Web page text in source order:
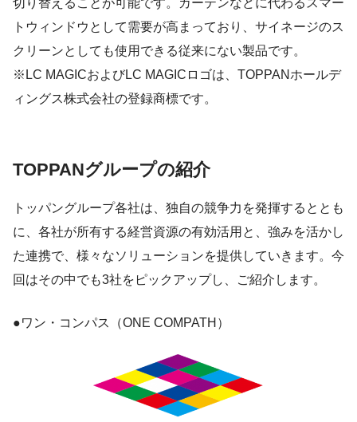
切り替えることが可能です。カーテンなどに代わるスマー
トウィンドウとして需要が高まっており、サイネージのス
クリーンとしても使用できる従来にない製品です。
※LC MAGICおよびLC MAGICロゴは、TOPPANホールデ
ィングス株式会社の登録商標です。
TOPPANグループの紹介
トッパングループ各社は、独自の競争力を発揮するととも
に、各社が所有する経営資源の有効活用と、強みを活かし
た連携で、様々なソリューションを提供していきます。今
回はその中でも3社をピックアップし、ご紹介します。
●ワン・コンパス（ONE COMPATH）